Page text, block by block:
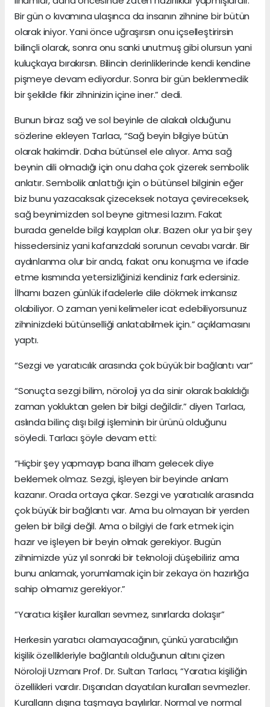
Bir gün o kıvamına ulaşınca da insanın zihnine bir bütün
olarak iniyor. Yani önce uğraşırsın onu içselleştirirsin
bilinçli olarak, sonra onu sanki unutmuş gibi olursun yani
kuluçkaya bırakırsın. Bilincin derinliklerinde kendi kendine
pişmeye devam ediyordur. Sonra bir gün beklenmedik
bir şekilde fikir zihninizin içine iner.” dedi.
Bunun biraz sağ ve sol beyinle de alakalı olduğunu
sözlerine ekleyen Tarlacı, “Sağ beyin bilgiye bütün
olarak hakimdir. Daha bütünsel ele alıyor. Ama sağ
beynin dili olmadığı için onu daha çok çizerek sembolik
anlatır. Sembolik anlattığı için o bütünsel bilginin eğer
biz bunu yazacaksak çizeceksek notaya çevireceksek,
sağ beynimizden sol beyne gitmesi lazım. Fakat
burada genelde bilgi kayıpları olur. Bazen olur ya bir şey
hissedersiniz yani kafanızdaki sorunun cevabı vardır. Bir
aydınlanma olur bir anda, fakat onu konuşma ve ifade
etme kısmında yetersizliğinizi kendiniz fark edersiniz.
İlhamı bazen günlük ifadelerle dile dökmek imkansız
olabiliyor. O zaman yeni kelimeler icat edebiliyorsunuz
zihninizdeki bütünselliği anlatabilmek için.” açıklamasını
yaptı.
“Sezgi ve yaratıcılık arasında çok büyük bir bağlantı var”
“Sonuçta sezgi bilim, nöroloji ya da sinir olarak bakıldığı
zaman yokluktan gelen bir bilgi değildir.” diyen Tarlacı,
aslında bilinç dışı bilgi işleminin bir ürünü olduğunu
söyledi. Tarlacı şöyle devam etti:
“Hiçbir şey yapmayıp bana ilham gelecek diye
beklemek olmaz. Sezgi, işleyen bir beyinde anlam
kazanır. Orada ortaya çıkar. Sezgi ve yaratıcılık arasında
çok büyük bir bağlantı var. Ama bu olmayan bir yerden
gelen bir bilgi değil. Ama o bilgiyi de fark etmek için
hazır ve işleyen bir beyin olmak gerekiyor. Bugün
zihnimizde yüz yıl sonraki bir teknoloji düşebiliriz ama
bunu anlamak, yorumlamak için bir zekaya ön hazırlığa
sahip olmamız gerekiyor.”
“Yaratıcı kişiler kuralları sevmez, sınırlarda dolaşır”
Herkesin yaratıcı olamayacağının, çünkü yaratıcılığın
kişilik özellikleriyle bağlantılı olduğunun altını çizen
Nöroloji Uzmanı Prof. Dr. Sultan Tarlacı, “Yaratıcı kişiliğin
özellikleri vardır. Dışarıdan dayatılan kuralları sevmezler.
Kuralların dışına taşmaya bayılırlar. Normal ve normal